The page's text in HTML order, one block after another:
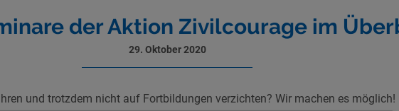
der Aktion Zivilcourage im
29. Oktober 2020
und trotzdem nicht auf Fortbildungen verzichten? Wir machen es möglich!